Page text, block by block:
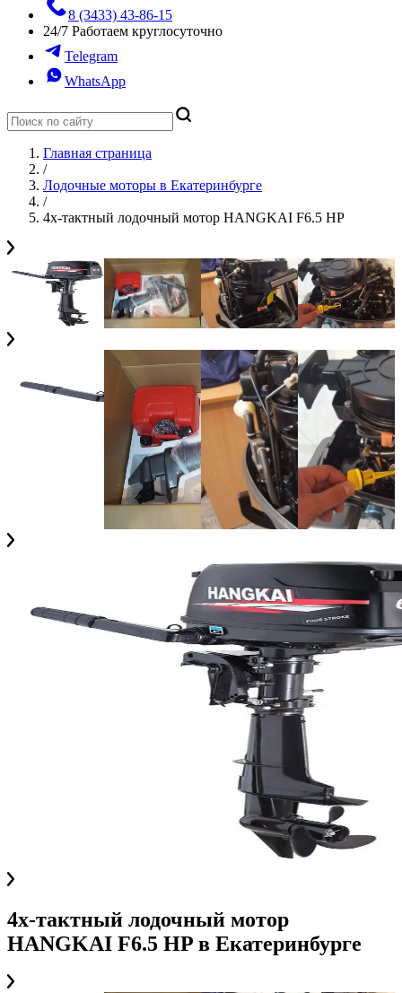
8 (3433) 43-86-15
24/7 Работаем круглосуточно
Telegram
WhatsApp
Главная страница
/
Лодочные моторы в Екатеринбурге
/
4х-тактный лодочный мотор HANGKAI F6.5 HP
4х-тактный лодочный мотор
HANGKAI F6.5 HP в Екатеринбурге